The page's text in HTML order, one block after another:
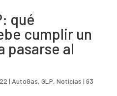
qué
cumplir un
pasarse al
| AutoGas, GLP, Noticias | 63